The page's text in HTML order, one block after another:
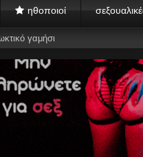
ηθοποιοί
γαμήσι